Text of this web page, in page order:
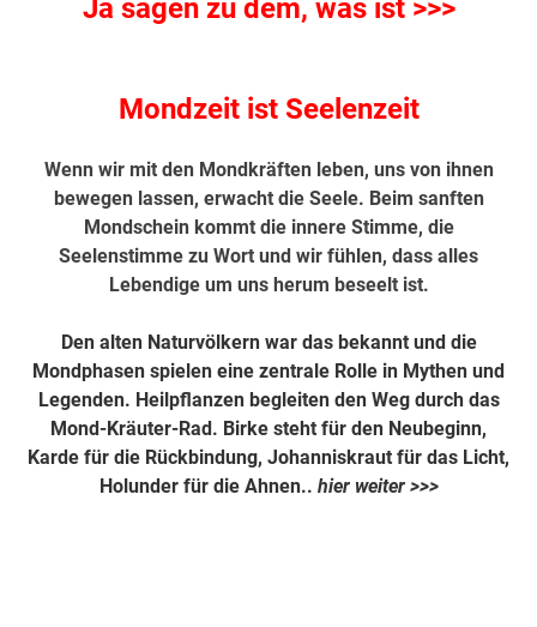
Ja sagen zu dem, was ist >>>
Mondzeit ist Seelenzeit
Wenn wir mit den Mondkräften leben, uns von ihnen
bewegen lassen, erwacht die Seele. Beim sanften
Mondschein kommt die innere Stimme, die
Seelenstimme zu Wort und wir fühlen, dass alles
Lebendige um uns herum beseelt ist.
Den alten Naturvölkern war das bekannt und die
Mondphasen spielen eine zentrale Rolle in Mythen und
Legenden. Heilpflanzen begleiten den Weg durch das
Mond-Kräuter-Rad. Birke steht für den Neubeginn,
Karde für die Rückbindung, Johanniskraut für das Licht,
Holunder für die Ahnen.. hier weiter >>>